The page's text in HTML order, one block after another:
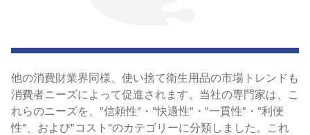
他の消費財業界同様、使い捨て衛生用品の市場トレンドも
消費者ニーズによって促進されます。当社の専門家は、こ
れらのニーズを、"信頼性"・"快適性"・"一貫性"・"利便
性"、および"コスト"のカテゴリーに分類しました。これ